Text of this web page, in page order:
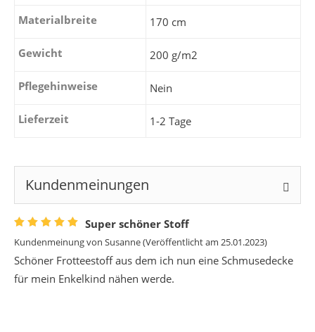
Materialbreite 170 cm
Gewicht 200 g/m2
Pflegehinweise Nein
Lieferzeit 1-2 Tage
Kundenmeinungen
Super schöner Stoff
Kundenmeinung von Susanne(Veröffentlicht am 25.01.2023)
Schöner Frotteestoff aus dem ich nun eine Schmusedecke
für mein Enkelkind nähen werde.